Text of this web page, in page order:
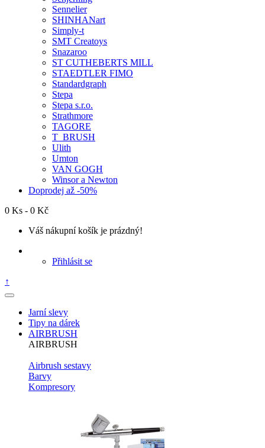
Sennelier
SHINHANart
Simply-t
SMT Creatoys
Snazaroo
ST CUTHEBERTS MILL
STAEDTLER FIMO
Standardgraph
Stepa
Stepa s.r.o.
Strathmore
TAGORE
T_BRUSH
Ulith
Umton
VAN GOGH
Winsor a Newton
Doprodej až -50%
0 Ks - 0 Kč
Váš nákupní košík je prázdný!
Přihlásit se
↑
Jarní slevy
Tipy na dárek
AIRBRUSH
AIRBRUSH
Airbrush sestavy
Barvy
Kompresory